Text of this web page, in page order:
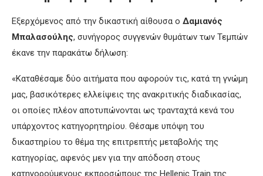
Εξερχόμενος από την δικαστική αίθουσα ο Δαμιανός
Μπαλασούλης, συνήγορος συγγενών θυμάτων των Τεμπών
έκανε την παρακάτω δήλωση:
«Καταθέσαμε δύο αιτήματα που αφορούν τις, κατά τη γνώμη
μας, βασικότερες ελλείψεις της ανακριτικής διαδικασίας,
οι οποίες πλέον αποτυπώνονται ως τρανταχτά κενά του
υπάρχοντος κατηγορητηρίου. Θέσαμε υπόψη του
δικαστηρίου το θέμα της επιτρεπτής μεταβολής της
κατηγορίας, αφενός μεν για την απόδοση στους